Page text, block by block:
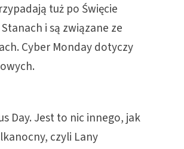
tuż po Święcie
i są związane ze
Cyber Monday dotyczy
Day. Jest to nic innego, jak
czyli Lany